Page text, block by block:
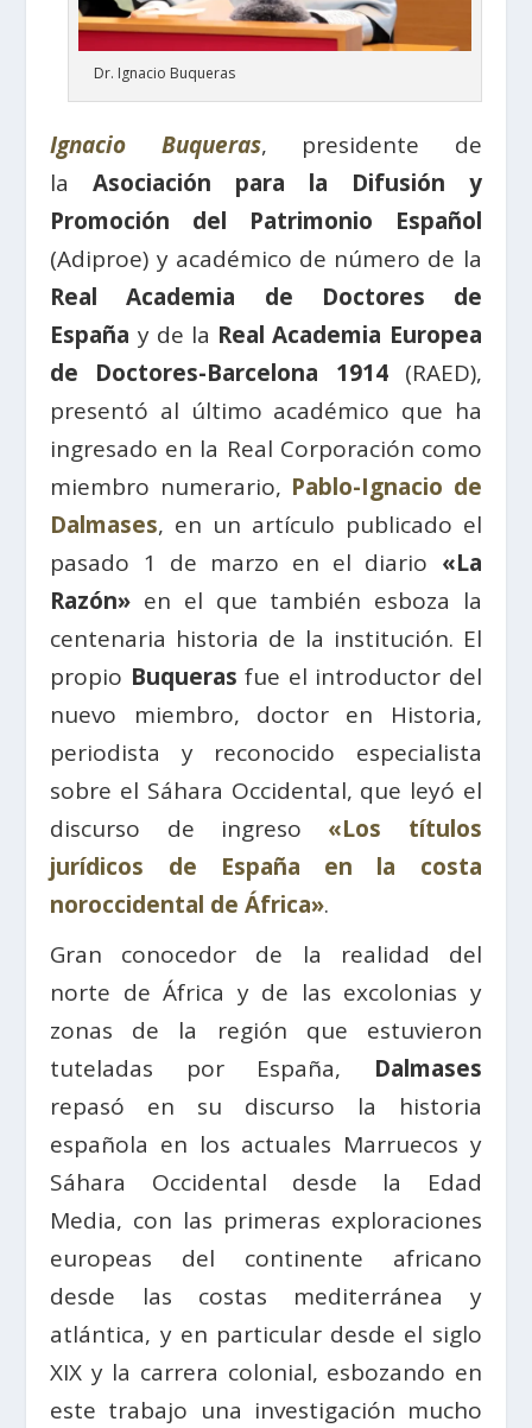
Dr. Ignacio Buqueras
Ignacio Buqueras, presidente de
laAsociación para la Difusión y
Promoción del Patrimonio Español
(Adiproe) y académico de número de la
Real Academia de Doctores de
España y de la Real Academia Europea
de Doctores-Barcelona 1914(RAED),
presentó al último académico que ha
ingresado en la Real Corporación como
miembro numerario, Pablo-Ignacio de
Dalmases, en un artículo publicado el
pasado 1 de marzo en el diario «La
Razón» en el que también esboza la
centenaria historia de la institución. El
propio Buqueras fue el introductor del
nuevo miembro, doctor en Historia,
periodista y reconocido especialista
sobre el Sáhara Occidental, que leyó el
discurso de ingreso «Los títulos
jurídicos de España en la costa
noroccidental de África».
Gran conocedor de la realidad del
norte de África y de las excolonias y
zonas de la región que estuvieron
tuteladas por España, Dalmases
repasó en su discurso la historia
española en los actuales Marruecos y
Sáhara Occidental desde la Edad
Media, con las primeras exploraciones
europeas del continente africano
desde las costas mediterránea y
atlántica, y en particular desde el siglo
XIX y la carrera colonial, esbozando en
este trabajo una investigación mucho